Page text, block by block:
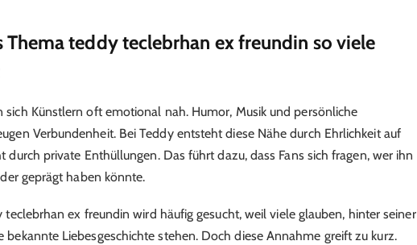
Thema teddy teclebrhan ex freundin so viele
sich Künstlern oft emotional nah. Humor, Musik und persönliche
Verbundenheit. Bei Teddy entsteht diese Nähe durch Ehrlichkeit auf
durch private Enthüllungen. Das führt dazu, dass Fans sich fragen, wer ihn
geprägt haben könnte.
teclebrhan ex freundin wird häufig gesucht, weil viele glauben, hinter seiner
bekannte Liebesgeschichte stehen. Doch diese Annahme greift zu kurz.